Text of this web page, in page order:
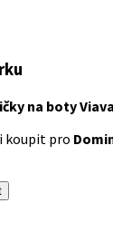
na boty Viava
koupit pro